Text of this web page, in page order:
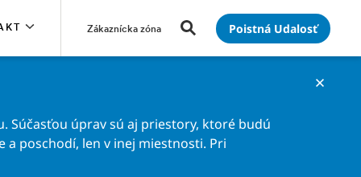
Zákaznícka zóna Poistná Udalosť
Súčasťou úprav sú aj priestory, ktoré budú
a poschodí, len v inej miestnosti. Pri